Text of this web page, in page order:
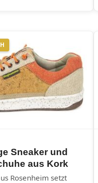
Sneaker und
aus Kork
Rosenheim setzt